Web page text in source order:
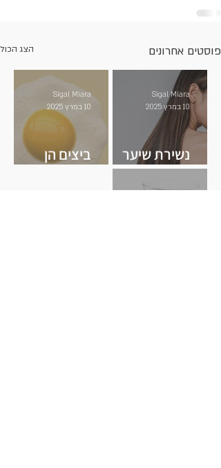
פוסטים אחרונים הצג הכול
נשירת שיער
Hair Loss
Sigal Miara
10 במרץ 2025
ביצים הן
Sigal Miara
10 במרץ 2025